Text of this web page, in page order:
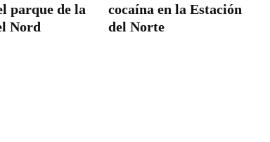
parque de la
Nord
cocaína en la Estación
del Norte